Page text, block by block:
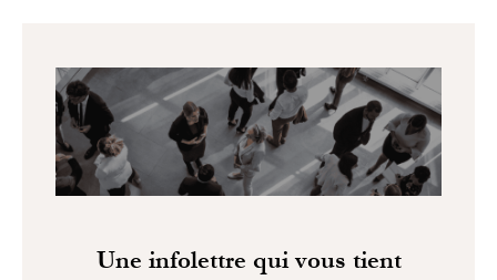
Une infolettre qui vous tient